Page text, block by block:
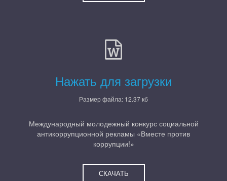
Нажать для загрузки
Размер файла: 12.37 кб
Международный молодежный конкурс социальной
антикоррупционной рекламы «Вместе против
коррупции!»
СКАЧАТЬ